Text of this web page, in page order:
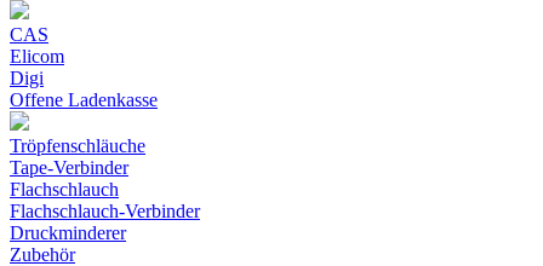
CAS
Elicom
Digi
Offene Ladenkasse
Tröpfenschläuche
Tape-Verbinder
Flachschlauch
Flachschlauch-Verbinder
Druckminderer
Zubehör